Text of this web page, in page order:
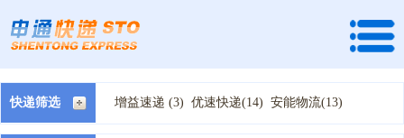
快递筛选 增益速递 (3) 优速快递(14) 安能物流(13)
快捷快递(8) 全峰快递(14) 龙邦速运 (1)